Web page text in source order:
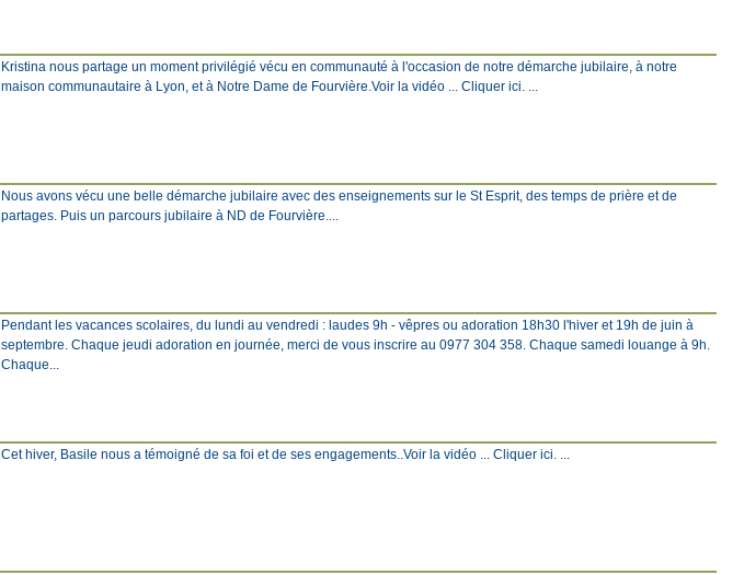
Kristina nous partage un moment privilégié vécu en communauté à l'occasion de notre démarche jubilaire, à notre
maison communautaire à Lyon, et à Notre Dame de Fourvière.Voir la vidéo ... Cliquer ici. ...
Nous avons vécu une belle démarche jubilaire avec des enseignements sur le St Esprit, des temps de prière et de
partages. Puis un parcours jubilaire à ND de Fourvière....
Pendant les vacances scolaires, du lundi au vendredi : laudes 9h - vêpres ou adoration 18h30 l'hiver et 19h de juin à
septembre. Chaque jeudi adoration en journée, merci de vous inscrire au 0977 304 358. Chaque samedi louange à 9h.
Chaque...
Cet hiver, Basile nous a témoigné de sa foi et de ses engagements..Voir la vidéo ... Cliquer ici. ...